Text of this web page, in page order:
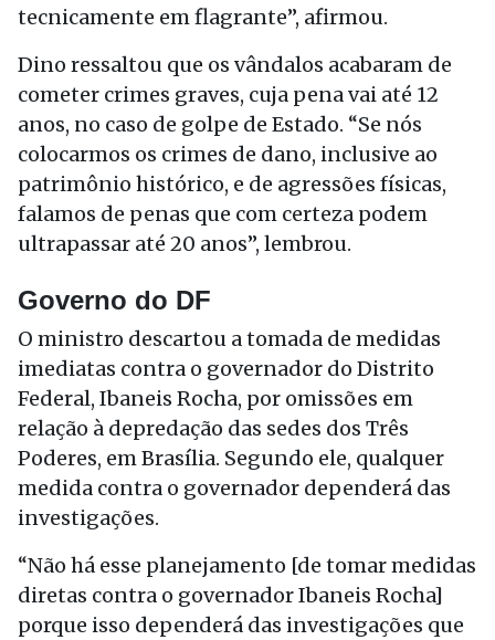
tecnicamente em flagrante”, afirmou.
Dino ressaltou que os vândalos acabaram de
cometer crimes graves, cuja pena vai até 12
anos, no caso de golpe de Estado. “Se nós
colocarmos os crimes de dano, inclusive ao
patrimônio histórico, e de agressões físicas,
falamos de penas que com certeza podem
ultrapassar até 20 anos”, lembrou.
Governo do DF
O ministro descartou a tomada de medidas
imediatas contra o governador do Distrito
Federal, Ibaneis Rocha, por omissões em
relação à depredação das sedes dos Três
Poderes, em Brasília. Segundo ele, qualquer
medida contra o governador dependerá das
investigações.
“Não há esse planejamento [de tomar medidas
diretas contra o governador Ibaneis Rocha]
porque isso dependerá das investigações que